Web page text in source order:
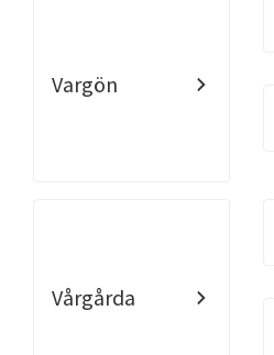
Vargön
Vårgårda